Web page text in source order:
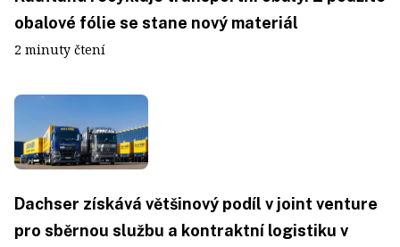
obalové fólie se stane nový materiál
2 minuty čtení
Dachser získává většinový podíl v joint venture
pro sběrnou službu a kontraktní logistiku v